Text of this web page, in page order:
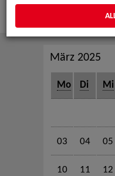
Mehr
März 2025
Mo Di Mi
03 04 05
10 11 12